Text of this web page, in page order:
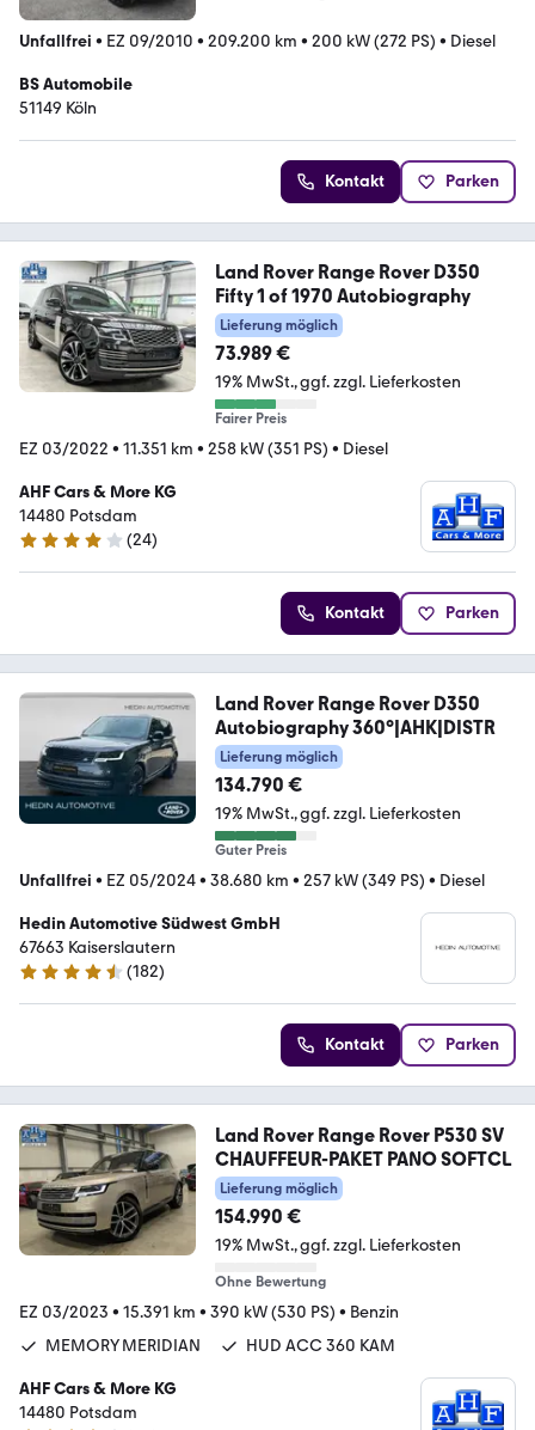
Unfallfrei • EZ 09/2010 • 209.200 km • 200 kW (272 PS) • Diesel
BS Automobile
51149 Köln
Kontakt Parken
Land Rover Range Rover D350
Fifty 1 of 1970 Autobiography
Lieferung möglich
73.989 €
19% MwSt. ggf. zzgl. Lieferkosten
Fairer Preis
EZ 03/2022 • 11.351 km • 258 kW (351 PS) • Diesel
AHF Cars & More KG
14480 Potsdam
4.1 Sterne
(24)
Kontakt Parken
Land Rover Range Rover D350
Autobiography 360°|AHK|DISTR
Lieferung möglich
134.790 €
19% MwSt. ggf. zzgl. Lieferkosten
Guter Preis
Unfallfrei • EZ 05/2024• 38.680 km • 257 kW (349 PS) • Diesel
Hedin Automotive Südwest GmbH
67663 Kaiserslautern
4.7 Sterne
(182)
Kontakt Parken
Land Rover Range Rover P530 SV
CHAUFFEUR-PAKET PANO SOFTCL
Lieferung möglich
154.990 €
19% MwSt. ggf. zzgl. Lieferkosten
Ohne Bewertung
EZ 03/2023 • 15.391 km • 390 kW (530 PS) • Benzin
MEMORY MERIDIAN
HUD ACC 360 KAM
AHF Cars & More KG
14480 Potsdam